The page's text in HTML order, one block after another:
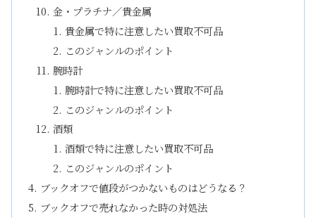
金・プラチナ／貴金属
貴金属で特に注意したい買取不可品
このジャンルのポイント
腕時計
腕時計で特に注意したい買取不可品
このジャンルのポイント
酒類
酒類で特に注意したい買取不可品
このジャンルのポイント
ブックオフで値段がつかないものはどうなる？
ブックオフで売れなかった時の対処法